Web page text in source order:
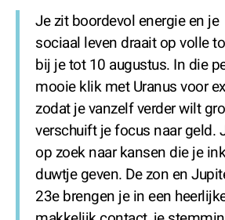
Je zit boordevol energie en je
sociaal leven draait op volle
bij je tot 10 augustus. In die
mooie klik met Uranus voor
zodat je vanzelf verder wilt
verschuift je focus naar geld.
op zoek naar kansen die je
duwtje geven. De zon en
23e brengen je in een